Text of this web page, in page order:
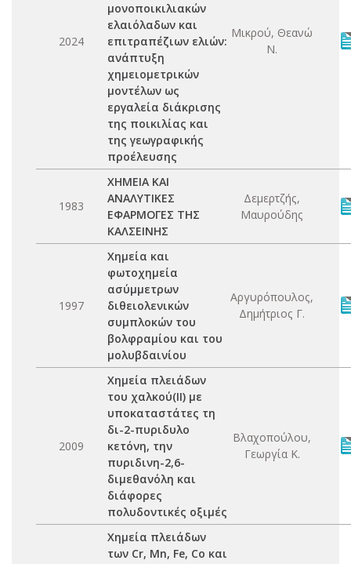
2024
μονοποικιλιακών
ελαιόλαδων και
επιτραπέζιων ελιών:
ανάπτυξη
χημειομετρικών
μοντέλων ως
εργαλεία διάκρισης
της ποικιλίας και
της γεωγραφικής
προέλευσης
Μικρού, Θεανώ
Ν.
1983
ΧΗΜΕΙΑ ΚΑΙ
ΑΝΑΛΥΤΙΚΕΣ
ΕΦΑΡΜΟΓΕΣ ΤΗΣ
ΚΑΛΣΕΙΝΗΣ
Δεμερτζής,
Μαυρούδης
1997
Χημεία και
φωτοχημεία
ασύμμετρων
διθειολενικών
συμπλοκών του
βολφραμίου και του
μολυβδαινίου
Αργυρόπουλος,
Δημήτριος Γ.
2009
Χημεία πλειάδων
του χαλκού(ΙΙ) με
υποκαταστάτες τη
δι-2-πυριδυλο
κετόνη, την
πυριδινη-2,6-
διμεθανόλη και
διάφορες
πολυδοντικές οξιμές
Βλαχοπούλου,
Γεωργία Κ.
Χημεία πλειάδων
των Cr, Mn, Fe, Co και